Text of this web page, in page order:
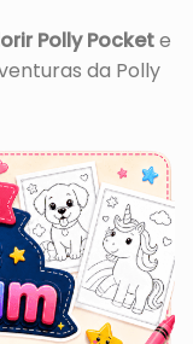
Polly Pockete
da Polly